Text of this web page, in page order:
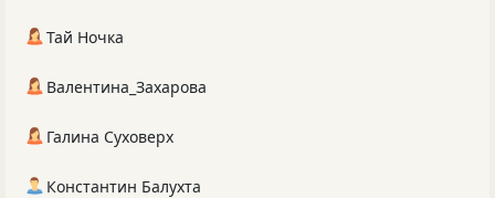
Тай Ночка
Валентина_Захарова
Галина Суховерх
Константин Балухта